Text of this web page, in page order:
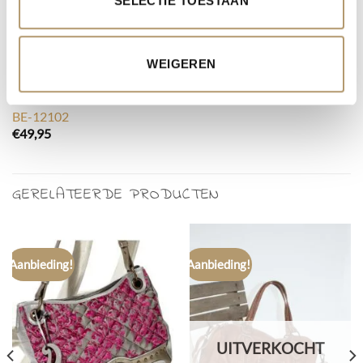
WEIGEREN
BE-12102
€49,95
GERELATEERDE PRODUCTEN
Aanbieding! Aanbieding!
UITVERKOCHT